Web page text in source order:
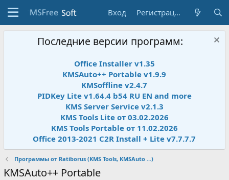
Вход Регистрация
Последние версии программ:
Office Installer v1.35
KMSAuto++ Portable v1.9.9
KMSoffline v2.4.7
PIDKey Lite v1.64.4 b54 RU EN and more
KMS Server Service v2.1.3
KMS Tools Lite от 03.02.2026
KMS Tools Portable от 11.02.2026
Office 2013-2021 C2R Install + Lite v7.7.7.7
Программы от Ratiborus (KMS Tools, KMSAuto ...)
KMSAuto++ Portable